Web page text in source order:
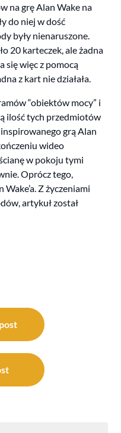
na grę Alan Wake na
do niej w dość
były nienaruszone.
20 karteczek, ale żadna
się więc z pomocą
z kart nie działała.
“obiektów mocy” i
ilość tych przedmiotów
grą Alan
wideo
w pokoju tymi
Oprócz tego,
Z życzeniami
artykuł został